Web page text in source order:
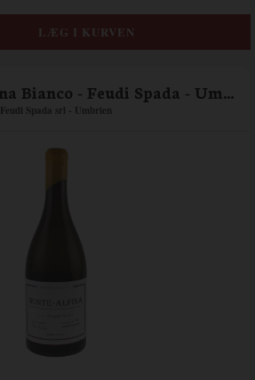
2023 Monte Alfina Bianco - Feudi Spada - Umbrien
Feudi Spada srl - Umbrien